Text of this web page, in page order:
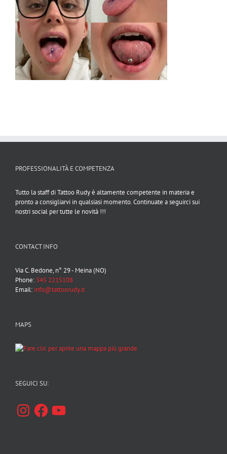
PROFESSIONALITÀ E COMPETENZA
Tutto la staff di Tattoo Rudy è altamente competente in materia e
pronto a consigliarvi in qualsiasi momento. Continuate a seguirci sui
nostri social per tutte le novità !!!
CONTACT INFO
Via C. Bedone, n° 29 - Meina (NO)
Phone: 345 2215108
Email: info@tattoorudy.it
MAPS
SEGUICI SU:
InstagramFacebookYouTube